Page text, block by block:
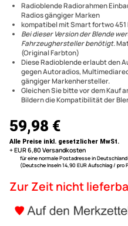
Doppel DIN
fortwo 451
Radioblende Radiorahmen
Radios gängiger Marken
kompatibel mit Smart fortwo
Bei dieser Version der
Fahrzeughersteller benötigt.
(Original Farbton)
Diese Radioblende erlaubt
gegen Autoradios,
gängiger Markenhersteller.
Gleichen Sie bitte vor dem
Bildern die Kompatibilität der
Zustand:Neu
EAN:4251013610830
|
Produkt bewerten